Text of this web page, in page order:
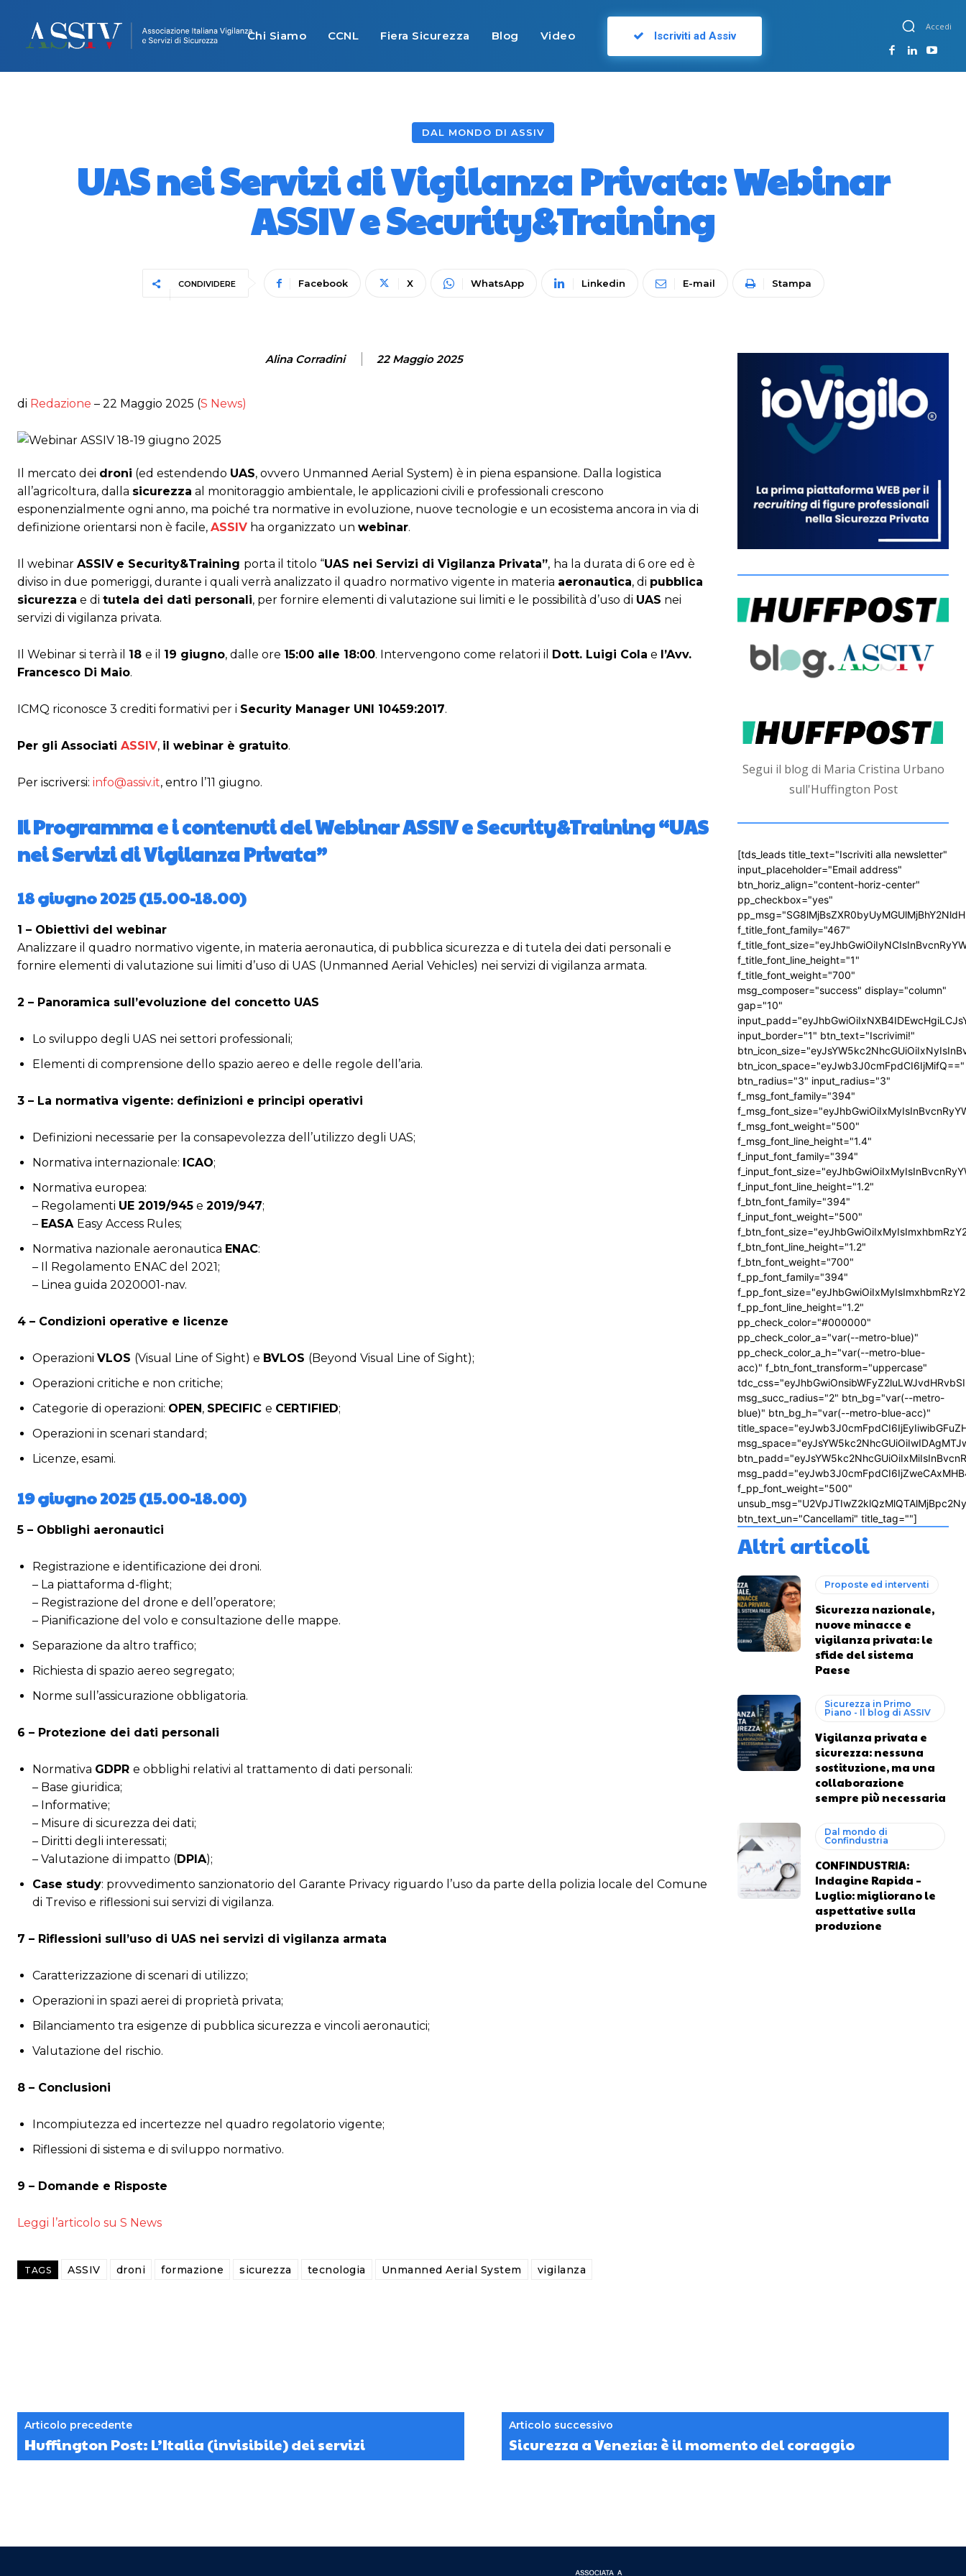
Chi Siamo CCNL Fiera Sicurezza Blog Video Iscriviti ad Assiv
Accedi
DAL MONDO DI ASSIV
UAS nei Servizi di Vigilanza Privata: Webinar
ASSIV e Security&Training
CONDIVIDERE Facebook X WhatsApp Linkedin E-mail Stampa
Alina Corradini 22 Maggio 2025
di Redazione – 22 Maggio 2025 (S News)
Il mercato dei droni (ed estendendo UAS, ovvero Unmanned Aerial System) è in piena espansione. Dalla logistica
all’agricoltura, dalla sicurezza al monitoraggio ambientale, le applicazioni civili e professionali crescono
esponenzialmente ogni anno, ma poiché tra normative in evoluzione, nuove tecnologie e un ecosistema ancora in via di
definizione orientarsi non è facile, ASSIV ha organizzato un webinar.
Il webinar ASSIV e Security&Training porta il titolo “UAS nei Servizi di Vigilanza Privata”, ha la durata di 6 ore ed è
diviso in due pomeriggi, durante i quali verrà analizzato il quadro normativo vigente in materia aeronautica, di pubblica
sicurezza e di tutela dei dati personali, per fornire elementi di valutazione sui limiti e le possibilità d’uso di UAS nei
servizi di vigilanza privata.
Il Webinar si terrà il 18 e il 19 giugno, dalle ore 15:00 alle 18:00. Intervengono come relatori il Dott. Luigi Cola e l’Avv.
Francesco Di Maio.
ICMQ riconosce 3 crediti formativi per i Security Manager UNI 10459:2017.
Per gli Associati ASSIV, il webinar è gratuito.
Per iscriversi: info@assiv.it, entro l’11 giugno.
Il Programma e i contenuti del Webinar ASSIV e Security&Training “UAS
nei Servizi di Vigilanza Privata”
18 giugno 2025 (15.00-18.00)
1 – Obiettivi del webinar
Analizzare il quadro normativo vigente, in materia aeronautica, di pubblica sicurezza e di tutela dei dati personali e
fornire elementi di valutazione sui limiti d’uso di UAS (Unmanned Aerial Vehicles) nei servizi di vigilanza armata.
2 – Panoramica sull’evoluzione del concetto UAS
Lo sviluppo degli UAS nei settori professionali;
Elementi di comprensione dello spazio aereo e delle regole dell’aria.
3 – La normativa vigente: definizioni e principi operativi
Definizioni necessarie per la consapevolezza dell’utilizzo degli UAS;
Normativa internazionale: ICAO;
Normativa europea:
– Regolamenti UE 2019/945 e 2019/947;
– EASA Easy Access Rules;
Normativa nazionale aeronautica ENAC:
– Il Regolamento ENAC del 2021;
– Linea guida 2020001-nav.
4 – Condizioni operative e licenze
Operazioni VLOS (Visual Line of Sight) e BVLOS (Beyond Visual Line of Sight);
Operazioni critiche e non critiche;
Categorie di operazioni: OPEN, SPECIFIC e CERTIFIED;
Operazioni in scenari standard;
Licenze, esami.
19 giugno 2025 (15.00-18.00)
5 – Obblighi aeronautici
Registrazione e identificazione dei droni.
– La piattaforma d-flight;
– Registrazione del drone e dell’operatore;
– Pianificazione del volo e consultazione delle mappe.
Separazione da altro traffico;
Richiesta di spazio aereo segregato;
Norme sull’assicurazione obbligatoria.
6 – Protezione dei dati personali
Normativa GDPR e obblighi relativi al trattamento di dati personali:
– Base giuridica;
– Informative;
– Misure di sicurezza dei dati;
– Diritti degli interessati;
– Valutazione di impatto (DPIA);
Case study: provvedimento sanzionatorio del Garante Privacy riguardo l’uso da parte della polizia locale del Comune
di Treviso e riflessioni sui servizi di vigilanza.
7 – Riflessioni sull’uso di UAS nei servizi di vigilanza armata
Caratterizzazione di scenari di utilizzo;
Operazioni in spazi aerei di proprietà privata;
Bilanciamento tra esigenze di pubblica sicurezza e vincoli aeronautici;
Valutazione del rischio.
8 – Conclusioni
Incompiutezza ed incertezze nel quadro regolatorio vigente;
Riflessioni di sistema e di sviluppo normativo.
9 – Domande e Risposte
Leggi l’articolo su S News
TAGS ASSIV droni formazione sicurezza tecnologia Unmanned Aerial System vigilanza
Segui il blog di Maria Cristina Urbano
sull'Huffington Post
[tds_leads title_text="Iscriviti alla newsletter"
input_placeholder="Email address"
btn_horiz_align="content-horiz-center"
pp_checkbox="yes"
f_title_font_family="467"
f_title_font_line_height="1"
f_title_font_weight="700"
msg_composer="success" display="column"
gap="10"
input_border="1" btn_text="Iscrivimi!"
btn_icon_space="eyJwb3J0cmFpdCI6IjMifQ=="
btn_radius="3" input_radius="3"
f_msg_font_family="394"
f_msg_font_weight="500"
f_msg_font_line_height="1.4"
f_input_font_family="394"
f_input_font_line_height="1.2"
f_btn_font_family="394"
f_input_font_weight="500"
f_btn_font_line_height="1.2"
f_btn_font_weight="700"
f_pp_font_family="394"
f_pp_font_line_height="1.2"
pp_check_color="#000000"
pp_check_color_a="var(--metro-blue)"
pp_check_color_a_h="var(--metro-blue-
acc)" f_btn_font_transform="uppercase"
msg_succ_radius="2" btn_bg="var(--metro-
blue)" btn_bg_h="var(--metro-blue-acc)"
f_pp_font_weight="500"
btn_text_un="Cancellami" title_tag=""]
Altri articoli
Proposte ed interventi
Sicurezza nazionale,
nuove minacce e
vigilanza privata: le
sfide del sistema
Paese
Sicurezza in Primo
Piano - Il blog di ASSIV
Vigilanza privata e
sicurezza: nessuna
sostituzione, ma una
collaborazione
sempre più necessaria
Dal mondo di
Confindustria
CONFINDUSTRIA:
Indagine Rapida –
Luglio: migliorano le
aspettative sulla
produzione
Articolo precedente
Huffington Post: L’Italia (invisibile) dei servizi
Articolo successivo
Sicurezza a Venezia: è il momento del coraggio